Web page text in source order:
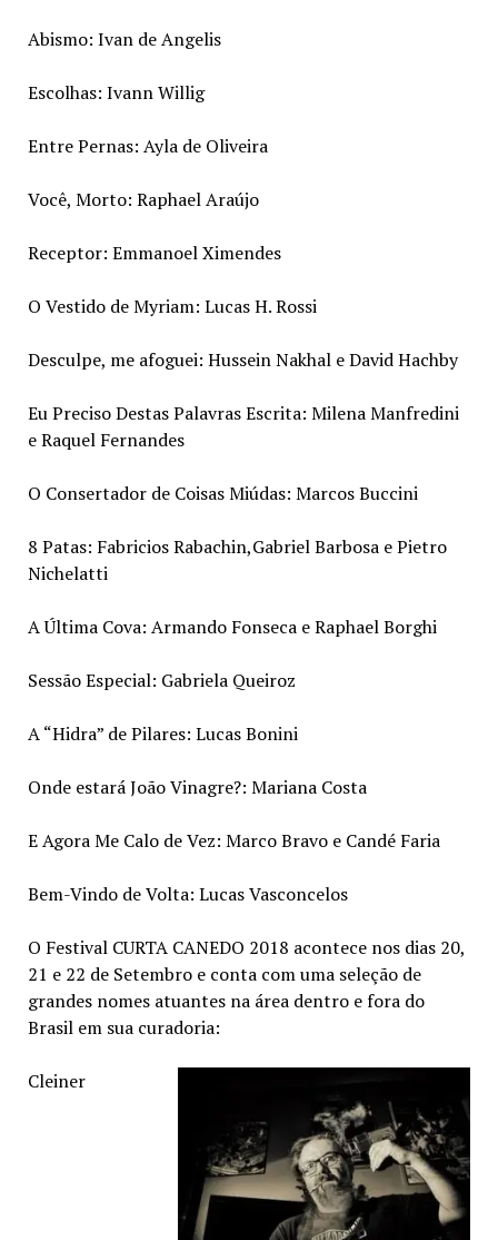
Abismo: Ivan de Angelis
Escolhas: Ivann Willig
Entre Pernas: Ayla de Oliveira
Você, Morto: Raphael Araújo
Receptor: Emmanoel Ximendes
O Vestido de Myriam: Lucas H. Rossi
Desculpe, me afoguei: Hussein Nakhal e David Hachby
Eu Preciso Destas Palavras Escrita: Milena Manfredini
e Raquel Fernandes
O Consertador de Coisas Miúdas: Marcos Buccini
8 Patas: Fabricios Rabachin,Gabriel Barbosa e Pietro
Nichelatti
A Última Cova: Armando Fonseca e Raphael Borghi
Sessão Especial: Gabriela Queiroz
A “Hidra” de Pilares: Lucas Bonini
Onde estará João Vinagre?: Mariana Costa
E Agora Me Calo de Vez: Marco Bravo e Candé Faria
Bem-Vindo de Volta: Lucas Vasconcelos
O Festival CURTA CANEDO 2018 acontece nos dias 20,
21 e 22 de Setembro e conta com uma seleção de
grandes nomes atuantes na área dentro e fora do
Brasil em sua curadoria:
Cleiner